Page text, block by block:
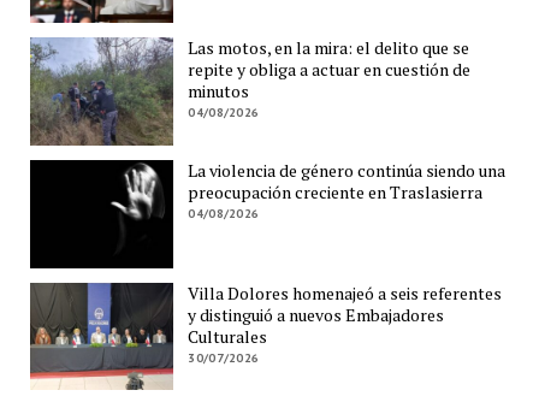
Las motos, en la mira: el delito que se
repite y obliga a actuar en cuestión de
minutos
04/08/2026
La violencia de género continúa siendo una
preocupación creciente en Traslasierra
04/08/2026
Villa Dolores homenajeó a seis referentes
y distinguió a nuevos Embajadores
Culturales
30/07/2026